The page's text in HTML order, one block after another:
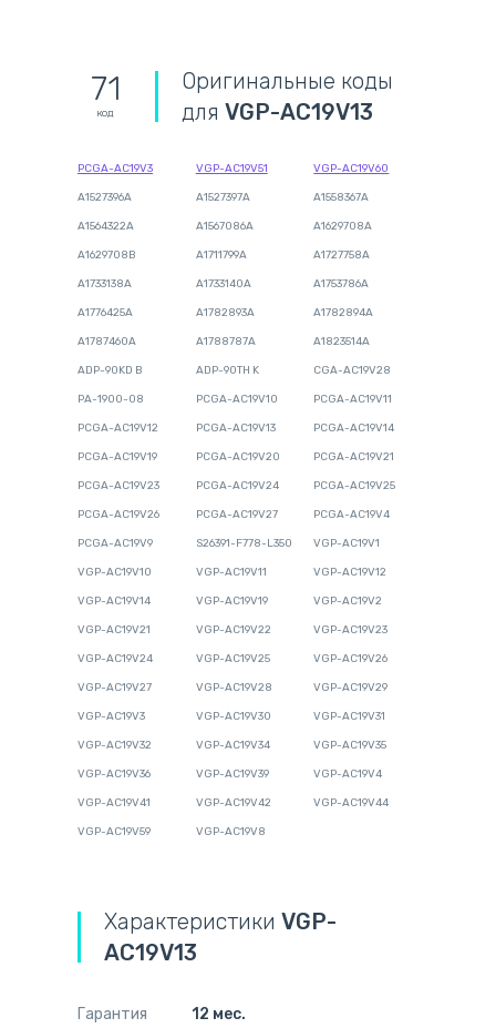
71
код
Оригинальные коды
для VGP-AC19V13
PCGA-AC19V3 VGP-AC19V51 VGP-AC19V60
A1527396A A1527397A A1558367A
A1564322A A1567086A A1629708A
A1629708B A1711799A A1727758A
A1733138A A1733140A A1753786A
A1776425A A1782893A A1782894A
A1787460A A1788787A A1823514A
ADP-90KD B ADP-90TH K CGA-AC19V28
PA-1900-08 PCGA-AC19V10 PCGA-AC19V11
PCGA-AC19V12 PCGA-AC19V13 PCGA-AC19V14
PCGA-AC19V19 PCGA-AC19V20 PCGA-AC19V21
PCGA-AC19V23 PCGA-AC19V24 PCGA-AC19V25
PCGA-AC19V26 PCGA-AC19V27 PCGA-AC19V4
PCGA-AC19V9 S26391-F778-L350 VGP-AC19V1
VGP-AC19V10 VGP-AC19V11 VGP-AC19V12
VGP-AC19V14 VGP-AC19V19 VGP-AC19V2
VGP-AC19V21 VGP-AC19V22 VGP-AC19V23
VGP-AC19V24 VGP-AC19V25 VGP-AC19V26
VGP-AC19V27 VGP-AC19V28 VGP-AC19V29
VGP-AC19V3 VGP-AC19V30 VGP-AC19V31
VGP-AC19V32 VGP-AC19V34 VGP-AC19V35
VGP-AC19V36 VGP-AC19V39 VGP-AC19V4
VGP-AC19V41 VGP-AC19V42 VGP-AC19V44
VGP-AC19V59 VGP-AC19V8
Характеристики VGP-
AC19V13
Гарантия
12 мес.